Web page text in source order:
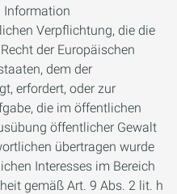
Information
Verpflichtung, die die
der Europäischen
dem der
erfordert, oder zur
die im öffentlichen
öffentlicher Gewalt
übertragen wurde
Interesses im Bereich
gemäß Art. 9 Abs. 2 lit. h